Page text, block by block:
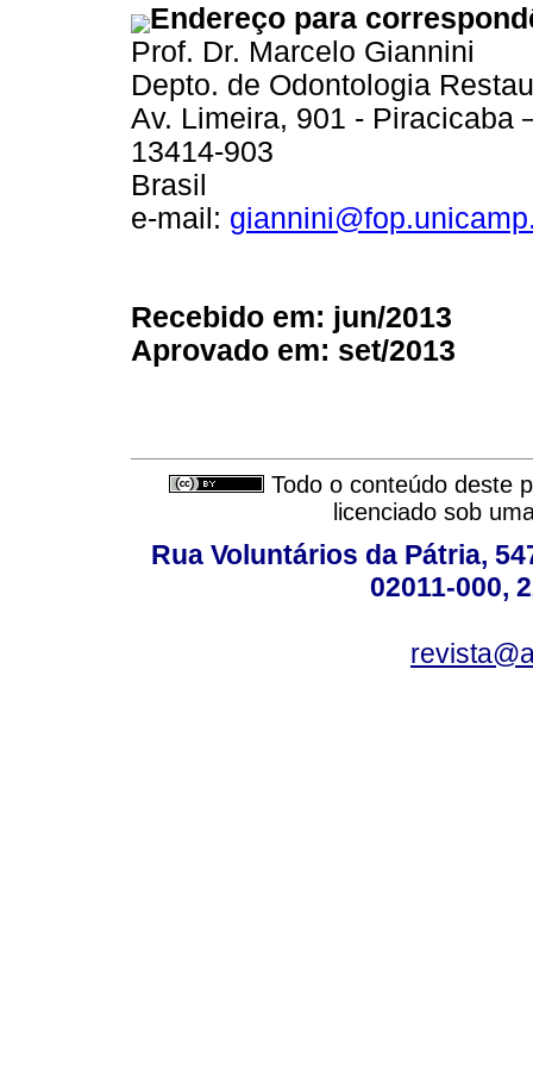
Endereço para
Prof. Dr. Marcelo Giannini
Depto. de Odontologia
Av. Limeira, 901 - Piracicaba
13414-903
Brasil
e-mail:
Recebido em: jun/2013
Aprovado em: set/2013
Todo o conteúdo deste
licenciado sob
Rua Voluntários da Pátria,
02011-000,